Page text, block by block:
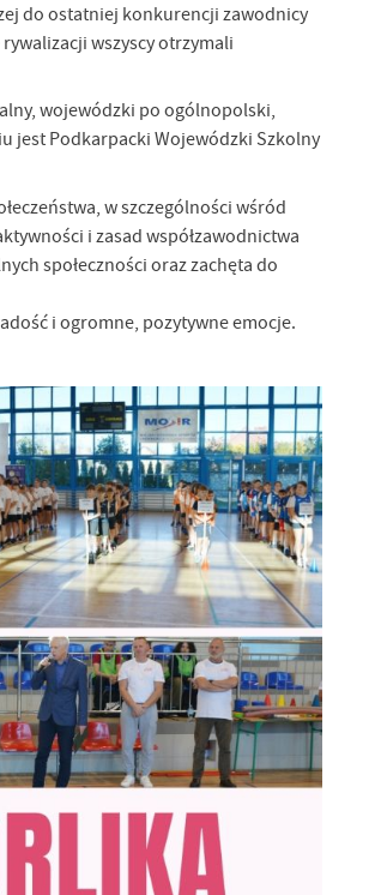
do ostatniej konkurencji zawodnicy
wszyscy otrzymali
wojewódzki po ogólnopolski,
jest Podkarpacki Wojewódzki Szkolny
w szczególności wśród
i zasad współzawodnictwa
społeczności oraz zachęta do
i ogromne, pozytywne emocje.